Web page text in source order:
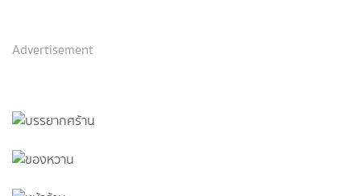
Advertisement